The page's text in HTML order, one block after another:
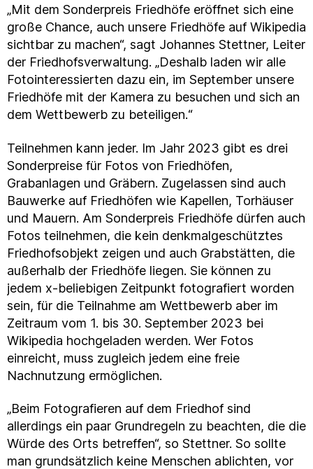
„Mit dem Sonderpreis Friedhöfe eröffnet sich eine
große Chance, auch unsere Friedhöfe auf Wikipedia
sichtbar zu machen“, sagt Johannes Stettner, Leiter
der Friedhofsverwaltung. „Deshalb laden wir alle
Fotointeressierten dazu ein, im September unsere
Friedhöfe mit der Kamera zu besuchen und sich an
dem Wettbewerb zu beteiligen.“
Teilnehmen kann jeder. Im Jahr 2023 gibt es drei
Sonderpreise für Fotos von Friedhöfen,
Grabanlagen und Gräbern. Zugelassen sind auch
Bauwerke auf Friedhöfen wie Kapellen, Torhäuser
und Mauern. Am Sonderpreis Friedhöfe dürfen auch
Fotos teilnehmen, die kein denkmalgeschütztes
Friedhofsobjekt zeigen und auch Grabstätten, die
außerhalb der Friedhöfe liegen. Sie können zu
jedem x-beliebigen Zeitpunkt fotografiert worden
sein, für die Teilnahme am Wettbewerb aber im
Zeitraum vom 1. bis 30. September 2023 bei
Wikipedia hochgeladen werden. Wer Fotos
einreicht, muss zugleich jedem eine freie
Nachnutzung ermöglichen.
„Beim Fotografieren auf dem Friedhof sind
allerdings ein paar Grundregeln zu beachten, die die
Würde des Orts betreffen“, so Stettner. So sollte
man grundsätzlich keine Menschen ablichten, vor